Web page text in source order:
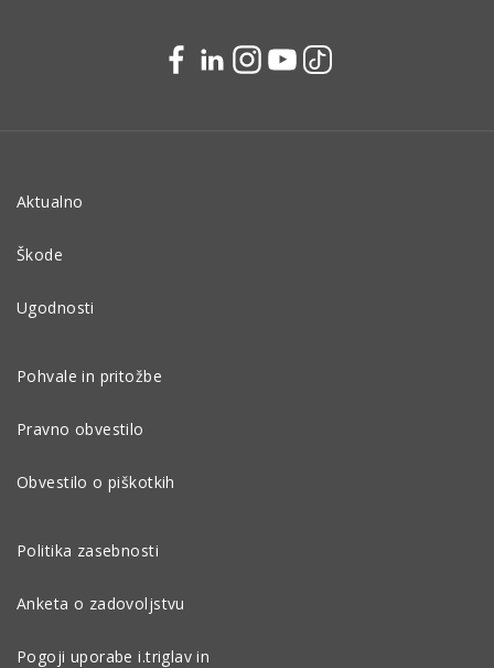
Aktualno
Škode
Ugodnosti
Pohvale in pritožbe
Pravno obvestilo
Obvestilo o piškotkih
Politika zasebnosti
Anketa o zadovoljstvu
Pogoji uporabe i.triglav in